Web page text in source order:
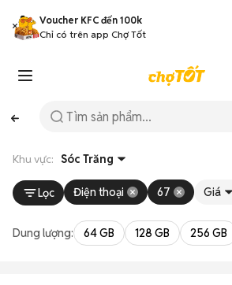
Voucher KFC đến 100k
Chỉ có trên app Chợ Tốt
Khu vực: Sóc Trăng
Lọc Điện thoại 67 Giá
Dung lượng: 64 GB 128 GB 256 GB